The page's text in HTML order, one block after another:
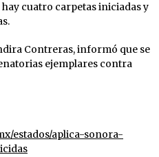
cuatro carpetas iniciadas y
Contreras, informó que se
ejemplares contra
estados/aplica-sonora-